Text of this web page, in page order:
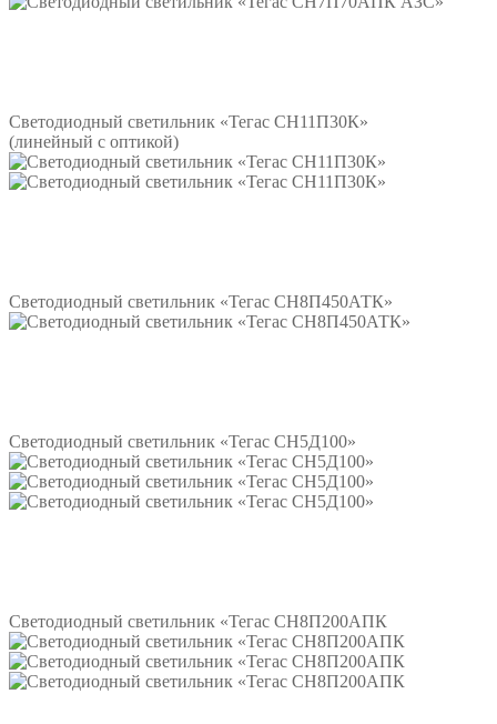
Светодиодный светильник «Тегас СН11П30К»
(линейный с оптикой)
Светодиодный светильник «Тегас СН8П450АТК»
Светодиодный светильник «Тегас СН5Д100»
Светодиодный светильник «Тегас СН8П200АПК